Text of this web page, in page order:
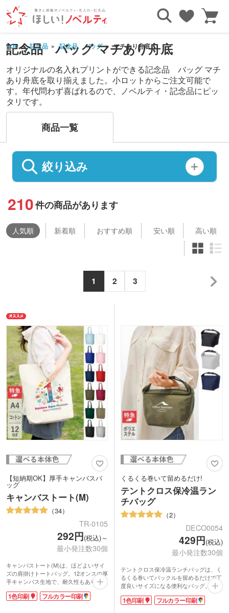
TOP 記念品 記念品 バッグ マチあり舟底
記念品 バッグ マチあり舟底
オリジナルの名入れプリントができる記念品 バッグ マチ
あり舟底を取り揃えました。小ロットからご注文可能で
す。年代問わず喜ばれるので、ノベルティ・記念品にピッ
タリです。
商品一覧
絞り込み
210件の商品があります
人気順 新着順 おすすめ順 安い順 高い順
1 2 3
【短納期OK】厚手キャンバスバ
ッグ
キャンバストート(M)
34
TR-0105
292円(税込)～
最小発注数30個
キャンバストート(M)は、ほどよいサイ
ズの肩掛けトートバッグ。12オンスの厚
手キャンバス生地で、耐久性もあり中身
が透けて見えることがありません。豊富
なカラーバリエーションで、企業カラー
1色印刷 フルカラー印刷
くるくる巻いて留めるだけ!
テントクロス保冷温ラン
チバッグ
2
DECO0054
429円(税込)
最小発注数30個
テントクロス保冷温ランチバッグは、く
るくる巻いてバックルを留めるだけで丁
度良いサイズになる便利なバッグ。バッ
クルが持ち手になり、持ち運びも簡単で
す。テントにも採用される丈夫でしなや
1色印刷 フルカラー印刷